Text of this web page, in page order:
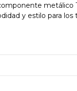
metálico
y estilo para los